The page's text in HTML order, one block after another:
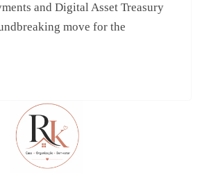
and Digital Asset Treasury
move for the